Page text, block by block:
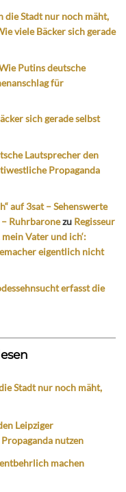
die Stadt nur noch mäht,
viele Bäcker sich gerade
Putins deutsche
für
sich gerade selbst
Lautsprecher den
Propaganda
auf 3sat – Sehenswerte
Ruhrbaronezu Regisseur
Vater und ich‘:
eigentlich nicht
erfasst die
Stadt nur noch mäht,
Leipziger
nutzen
machen